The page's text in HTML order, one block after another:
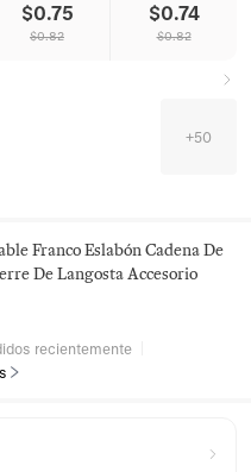
$0.75
$0.82
$0.74
$0.82
+50
Franco Eslabón Cadena De
De Langosta Accesorio
recientemente